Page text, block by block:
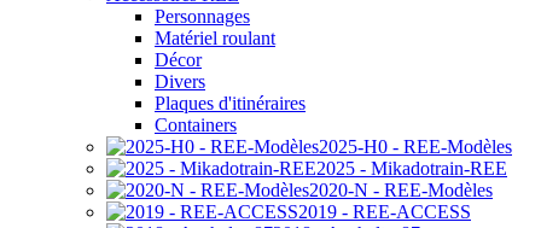
Personnages
Matériel roulant
Décor
Divers
Plaques d'itinéraires
Containers
2025-H0 - REE-Modèles
2025 - Mikadotrain-REE
2020-N - REE-Modèles
2019 - REE-ACCESS